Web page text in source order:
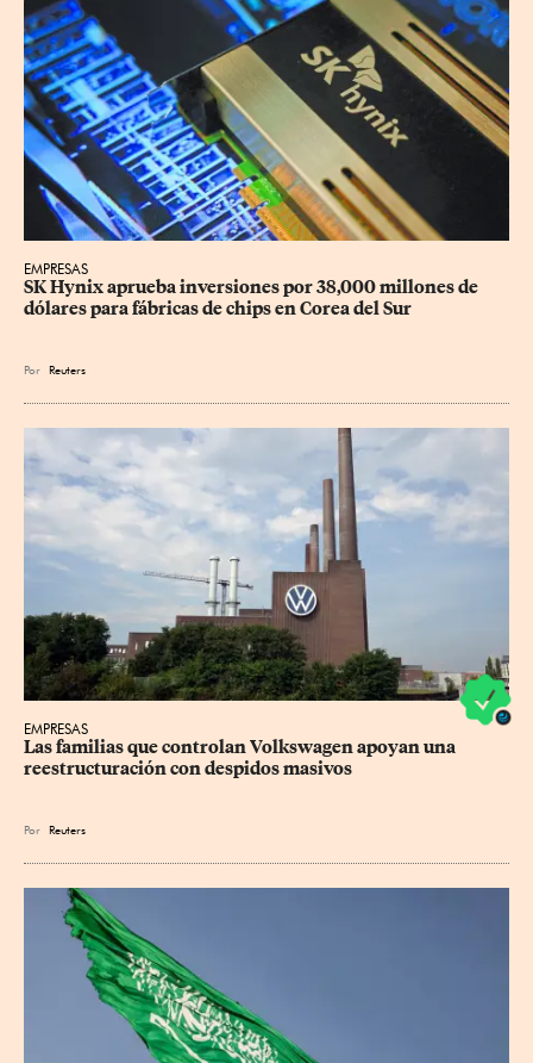
EMPRESAS
SK Hynix aprueba inversiones por 38,000 millones de
dólares para fábricas de chips en Corea del Sur
Por Reuters
EMPRESAS
Las familias que controlan Volkswagen apoyan una
reestructuración con despidos masivos
Por Reuters